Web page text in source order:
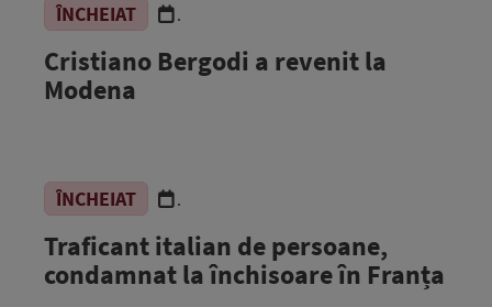
ÎNCHEIAT .
Cristiano Bergodi a revenit la
Modena
ÎNCHEIAT .
Traficant italian de persoane,
condamnat la închisoare în Franța